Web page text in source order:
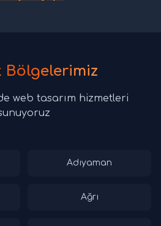
Bölgelerimiz
web tasarım hizmetleri
Adıyaman
Ağrı